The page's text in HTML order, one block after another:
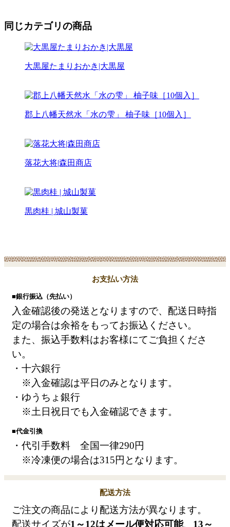
同じカテゴリの商品
大黒屋たまりおかき|大黒屋
郡上八幡天然水「水の雫」 柚子味［10個入］
落花大将|森田商店
黒肉桂 | 城山製菓
お支払い方法
■銀行振込（先払い）
入金確認後の発送となりますので、配送日時指
定の場合は余裕をもってお振込ください。
また、振込手数料はお客様にてご負担くださ
い。
・十六銀行
※入金確認は平日のみとなります。
・ゆうちょ銀行
※土日祝日でも入金確認できます。
■代金引換
・代引手数料 全国一律290円
※冷凍便の場合は315円となります。
配送方法
ご注文の商品により配送方法が異なります。
配送サイズが1～12はメール便対応可能、 13～